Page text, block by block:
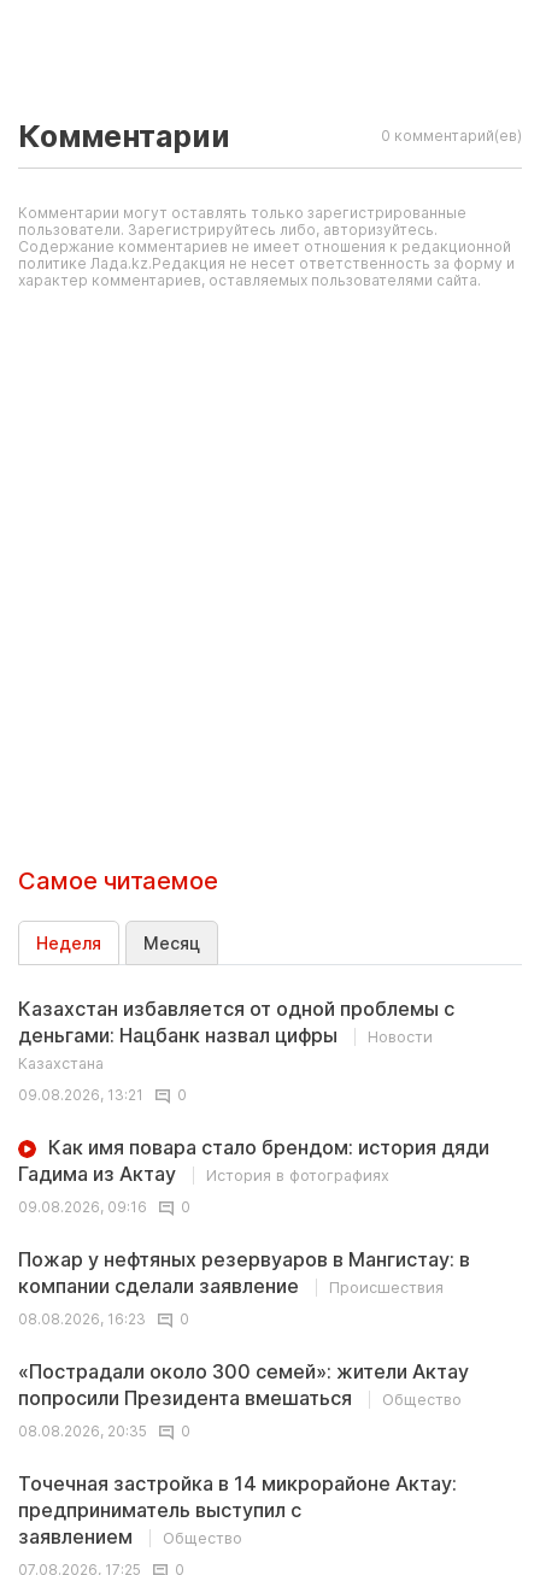
Комментарии 0 комментарий(ев)
Комментарии могут оставлять только зарегистрированные
пользователи. Зарегистрируйтесь либо, авторизуйтесь.
Содержание комментариев не имеет отношения к редакционной
политике Лада.kz.Редакция не несет ответственность за форму и
характер комментариев, оставляемых пользователями сайта.
Самое читаемое
Неделя Месяц
Казахстан избавляется от одной проблемы с
деньгами: Нацбанк назвал цифры
Новости
Казахстана
09.08.2026, 13:21
0
Как имя повара стало брендом: история дяди
Гадима из Актау
История в фотографиях
09.08.2026, 09:16
0
Пожар у нефтяных резервуаров в Мангистау: в
компании сделали заявление
Происшествия
08.08.2026, 16:23
0
«Пострадали около 300 семей»: жители Актау
попросили Президента вмешаться
Общество
08.08.2026, 20:35
0
Точечная застройка в 14 микрорайоне Актау:
предприниматель выступил с
заявлением
Общество
07.08.2026, 17:25
0